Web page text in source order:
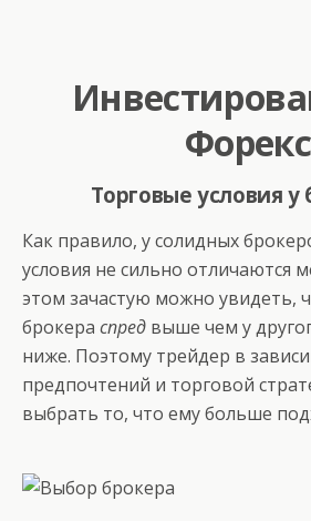
Форекс
Торговые условия у
Как правило, у солидных
условия не сильно отличаются
этом зачастую можно увидеть,
брокера спред выше чем у
ниже. Поэтому трейдер в
предпочтений и торговой
выбрать то, что ему больше